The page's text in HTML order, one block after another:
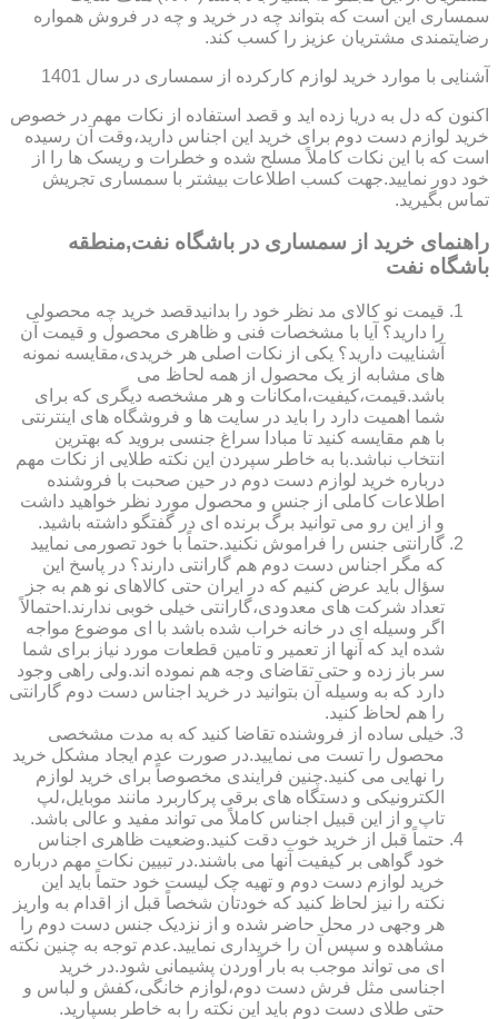
سمساری این است که بتواند چه در خرید و چه در فروش همواره
رضایتمندی مشتریان عزیز را کسب کند.
آشنایی با موارد خرید لوازم کارکرده از سمساری در سال 1401
اکنون که دل به دریا زده اید و قصد استفاده از نکات مهم در خصوص
خرید لوازم دست دوم برای خرید این اجناس دارید،وقت آن رسیده
است که با این نکات کاملاً مسلح شده و خطرات و ریسک ها را از
خود دور نمایید.جهت کسب اطلاعات بیشتر با سمساری تجریش
تماس بگیرید.
راهنمای خرید از سمساری در باشگاه نفت,منطقه
باشگاه نفت
قیمت نو کالای مد نظر خود را بدانیدقصد خرید چه محصولی
را دارید؟ آیا با مشخصات فنی و ظاهری محصول و قیمت آن
آشناییت دارید؟ یکی از نکات اصلی هر خریدی،مقایسه نمونه
های مشابه از یک محصول از همه لحاظ می
باشد.قیمت،کیفیت،امکانات و هر مشخصه دیگری که برای
شما اهمیت دارد را باید در سایت ها و فروشگاه های اینترنتی
با هم مقایسه کنید تا مبادا سراغ جنسی بروید که بهترین
انتخاب نباشد.با به خاطر سپردن این نکته طلایی از نکات مهم
درباره خرید لوازم دست دوم در حین صحبت با فروشنده
اطلاعات کاملی از جنس و محصول مورد نظر خواهید داشت
و از این رو می توانید برگ برنده ای در گفتگو داشته باشید.
گارانتی جنس را فراموش نکنید.حتماً با خود تصورمی نمایید
که مگر اجناس دست دوم هم گارانتی دارند؟ در پاسخ این
سؤال باید عرض کنیم که در ایران حتی کالاهای نو هم به جز
تعداد شرکت های معدودی،گارانتی خیلی خوبی ندارند.احتمالاً
اگر وسیله ای در خانه خراب شده باشد با ای موضوع مواجه
شده اید که آنها از تعمیر و تامین قطعات مورد نیاز برای شما
سر باز زده و حتی تقاضای وجه هم نموده اند.ولی راهی وجود
دارد که به وسیله آن بتوانید در خرید اجناس دست دوم گارانتی
را هم لحاظ کنید.
خیلی ساده از فروشنده تقاضا کنید که به مدت مشخصی
محصول را تست می نمایید.در صورت عدم ایجاد مشکل خرید
را نهایی می کنید.چنین فرایندی مخصوصاً برای خرید لوازم
الکترونیکی و دستگاه های برقی پرکاربرد مانند موبایل،لپ
تاپ و از این قبیل اجناس کاملاً می تواند مفید و عالی باشد.
حتماً قبل از خرید خوب دقت کنید.وضعیت ظاهری اجناس
خود گواهی بر کیفیت آنها می باشند.در تبیین نکات مهم درباره
خرید لوازم دست دوم و تهیه چک لیست خود حتماً باید این
نکته را نیز لحاظ کنید که خودتان شخصاً قبل از اقدام به واریز
هر وجهی در محل حاضر شده و از نزدیک جنس دست دوم را
مشاهده و سپس آن را خریداری نمایید.عدم توجه به چنین نکته
ای می تواند موجب به بار آوردن پشیمانی شود.در خرید
اجناسی مثل فرش دست دوم،لوازم خانگی،کفش و لباس و
حتی طلای دست دوم باید این نکته را به خاطر بسپارید.